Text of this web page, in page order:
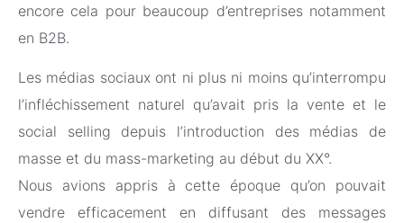
encore cela pour beaucoup d’entreprises notamment
en B2B.
Les médias sociaux ont ni plus ni moins qu’interrompu
l’infléchissement naturel qu’avait pris la vente et le
social selling depuis l’introduction des médias de
masse et du mass-marketing au début du XX°.
Nous avions appris à cette époque qu’on pouvait
vendre efficacement en diffusant des messages